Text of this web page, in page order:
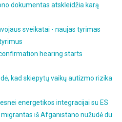
dokumentas atskleidžia karą
sveikatai - naujas tyrimas
hearing starts
kad skiepytų vaikų autizmo rizika
energetikos integracijai su ES
iš Afganistano nužudė du